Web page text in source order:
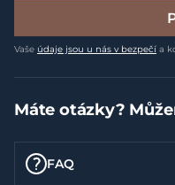
Vaše údaje jsou u nás v bezpečí a
Máte otázky?
FAQ